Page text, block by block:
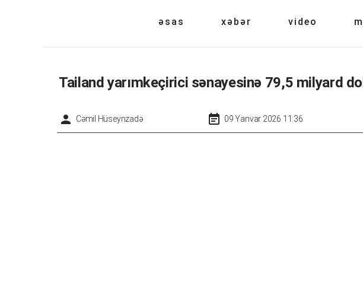
əsas xəbər video
Tailand yarımkeçirici sənayesinə 79,5 milyard
Cəmil Hüseynzadə 09 Yanvar 2026 11:36